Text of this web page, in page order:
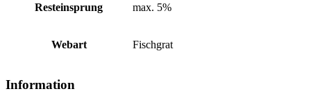
Resteinsprung max. 5%
Webart Fischgrat
Information